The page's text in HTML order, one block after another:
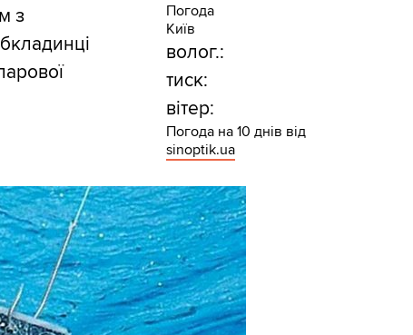
з
Погода
Київ
волог.:
тиск:
вітер:
Погода на 10 днів від
sinoptik.ua